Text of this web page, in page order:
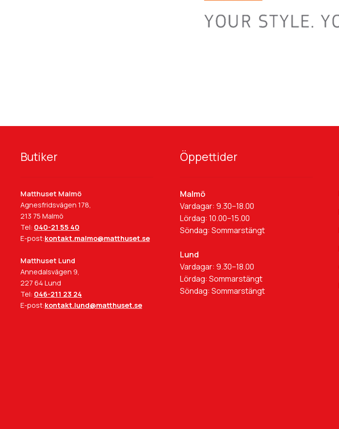
Butiker
Matthuset Malmö
Agnesfridsvägen 178,
213 75 Malmö
Tel: 040-21 55 40
E-post:kontakt.malmo@matthuset.se
Matthuset Lund
Annedalsvägen 9,
227 64 Lund
Tel: 046-211 23 24
E-post:kontakt.lund@matthuset.se
Öppettider
Malmö
Vardagar: 9.30–18.00
Lördag: 10.00–15.00
Söndag: Sommarstängt
Lund
Vardagar: 9.30–18.00
Lördag: Sommarstängt
Söndag: Sommarstängt